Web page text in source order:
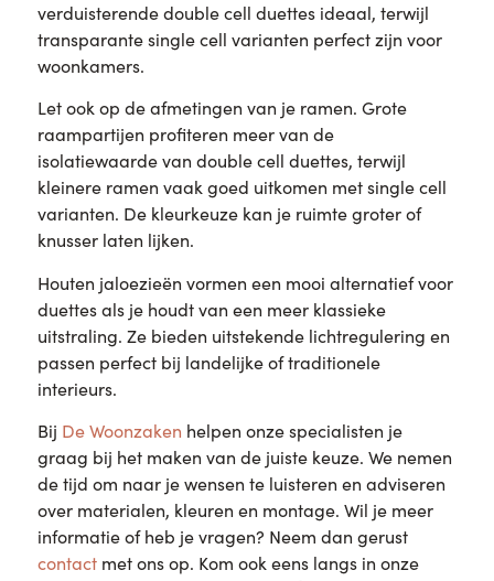
verduisterende double cell duettes ideaal, terwijl
transparante single cell varianten perfect zijn voor
woonkamers.
Let ook op de afmetingen van je ramen. Grote
raampartijen profiteren meer van de
isolatiewaarde van double cell duettes, terwijl
kleinere ramen vaak goed uitkomen met single cell
varianten. De kleurkeuze kan je ruimte groter of
knusser laten lijken.
Houten jaloezieën vormen een mooi alternatief voor
duettes als je houdt van een meer klassieke
uitstraling. Ze bieden uitstekende lichtregulering en
passen perfect bij landelijke of traditionele
interieurs.
Bij De Woonzaken helpen onze specialisten je
graag bij het maken van de juiste keuze. We nemen
de tijd om naar je wensen te luisteren en adviseren
over materialen, kleuren en montage. Wil je meer
informatie of heb je vragen? Neem dan gerust
contactmet ons op. Kom ook eens langs in onze